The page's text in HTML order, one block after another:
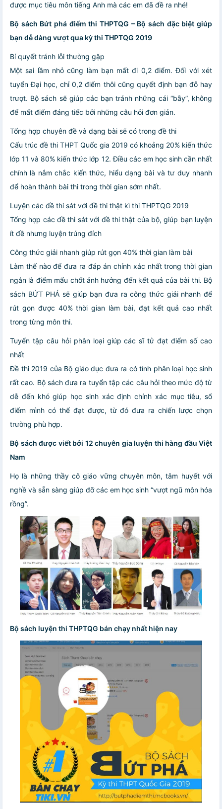
được mục tiêu môn tiếng Anh mà các em đã đề ra nhé!
Bộ sách Bứt phá điểm thi THPTQG – Bộ sách đặc biệt giúp
bạn dễ dàng vượt qua kỳ thi THPTQG 2019
Bí quyết tránh lỗi thường gặp
Một sai lầm nhỏ cũng làm bạn mất đi 0,2 điểm. Đối với xét
tuyển Đại học, chỉ 0,2 điểm thôi cũng quyết định bạn đỗ hay
trượt. Bộ sách sẽ giúp các bạn tránh những cái “bẫy”, không
để mất điểm đáng tiếc bởi những câu hỏi đơn giản.
Tổng hợp chuyên đề và dạng bài sẽ có trong đề thi
Cấu trúc đề thi THPT Quốc gia 2019 có khoảng 20% kiến thức
lớp 11 và 80% kiến thức lớp 12. Điều các em học sinh cần nhất
chính là nắm chắc kiến thức, hiểu dạng bài và tư duy nhanh
để hoàn thành bài thi trong thời gian sớm nhất.
Luyện các đề thi sát với đề thi thật kì thi THPTQG 2019
Tổng hợp các đề thi sát với đề thi thật của bộ, giúp bạn luyện
ít đề nhưng luyện trúng đích
Công thức giải nhanh giúp rút gọn 40% thời gian làm bài
Làm thế nào để đưa ra đáp án chính xác nhất trong thời gian
ngắn là điểm mấu chốt ảnh hưởng đến kết quả của bài thi. Bộ
sách BỨT PHÁ sẽ giúp bạn đưa ra công thức giải nhanh để
rút gọn được 40% thời gian làm bài, đạt kết quả cao nhất
trong từng môn thi.
Tuyển tập câu hỏi phân loại giúp các sĩ tử đạt điểm số cao
nhất
Đề thi 2019 của Bộ giáo dục đưa ra có tính phân loại học sinh
rất cao. Bộ sách đưa ra tuyển tập các câu hỏi theo mức độ từ
dễ đến khó giúp học sinh xác định chính xác mục tiêu, số
điểm mình có thể đạt được, từ đó đưa ra chiến lược chọn
trường phù hợp.
Bộ sách được viết bởi 12 chuyên gia luyện thi hàng đầu Việt
Nam
Họ là những thầy cô giáo vững chuyên môn, tâm huyết với
nghề và sẵn sàng giúp đỡ các em học sinh “vượt ngũ môn hóa
rồng”.
Bộ sách luyện thi THPTQG bán chạy nhất hiện nay